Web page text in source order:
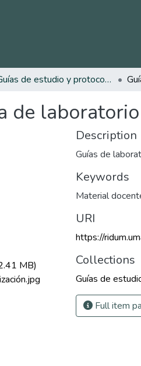
Guías de estudio y protocolos
de
MB)
Description
Guías de
Keywords
Material
URI
https://
Collections
Guías de
Full item